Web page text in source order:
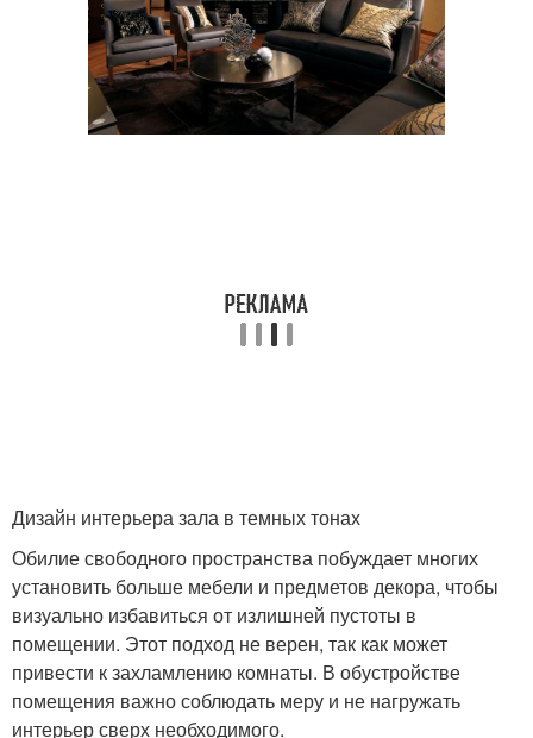
Дизайн интерьера зала в темных тонах
Обилие свободного пространства побуждает многих
установить больше мебели и предметов декора, чтобы
визуально избавиться от излишней пустоты в
помещении. Этот подход не верен, так как может
привести к захламлению комнаты. В обустройстве
помещения важно соблюдать меру и не нагружать
интерьер сверх необходимого.